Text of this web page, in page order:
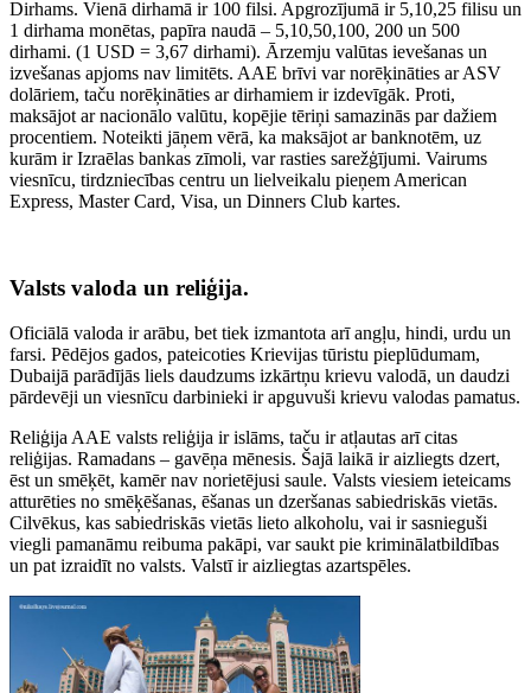
Dirhams. Vienā dirhamā ir 100 filsi. Apgrozījumā ir 5,10,25 filisu un
1 dirhama monētas, papīra naudā – 5,10,50,100, 200 un 500
dirhami. (1 USD = 3,67 dirhami). Ārzemju valūtas ievešanas un
izvešanas apjoms nav limitēts. AAE brīvi var norēķināties ar ASV
dolāriem, taču norēķināties ar dirhamiem ir izdevīgāk. Proti,
maksājot ar nacionālo valūtu, kopējie tēriņi samazinās par dažiem
procentiem. Noteikti jāņem vērā, ka maksājot ar banknotēm, uz
kurām ir Izraēlas bankas zīmoli, var rasties sarežģījumi. Vairums
viesnīcu, tirdzniecības centru un lielveikalu pieņem American
Express, Master Card, Visa, un Dinners Club kartes.
Valsts valoda un reliģija.
Oficiālā valoda ir arābu, bet tiek izmantota arī angļu, hindi, urdu un
farsi. Pēdējos gados, pateicoties Krievijas tūristu pieplūdumam,
Dubaijā parādījās liels daudzums izkārtņu krievu valodā, un daudzi
pārdevēji un viesnīcu darbinieki ir apguvuši krievu valodas pamatus.
Reliģija AAE valsts reliģija ir islāms, taču ir atļautas arī citas
reliģijas. Ramadans – gavēņa mēnesis. Šajā laikā ir aizliegts dzert,
ēst un smēķēt, kamēr nav norietējusi saule. Valsts viesiem ieteicams
atturēties no smēķēšanas, ēšanas un dzeršanas sabiedriskās vietās.
Cilvēkus, kas sabiedriskās vietās lieto alkoholu, vai ir sasnieguši
viegli pamanāmu reibuma pakāpi, var saukt pie kriminālatbildības
un pat izraidīt no valsts. Valstī ir aizliegtas azartspēles.